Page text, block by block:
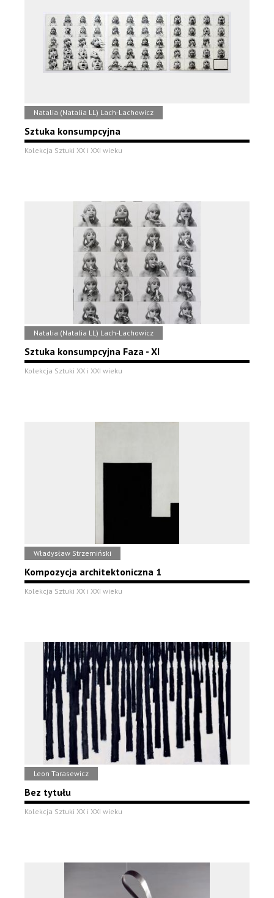
Natalia (Natalia LL) Lach-Lachowicz
Sztuka konsumpcyjna
Kolekcja Sztuki XX i XXI wieku
Natalia (Natalia LL) Lach-Lachowicz
Sztuka konsumpcyjna Faza - XI
Kolekcja Sztuki XX i XXI wieku
Władysław Strzemiński
Kompozycja architektoniczna 1
Kolekcja Sztuki XX i XXI wieku
Leon Tarasewicz
Bez tytułu
Kolekcja Sztuki XX i XXI wieku